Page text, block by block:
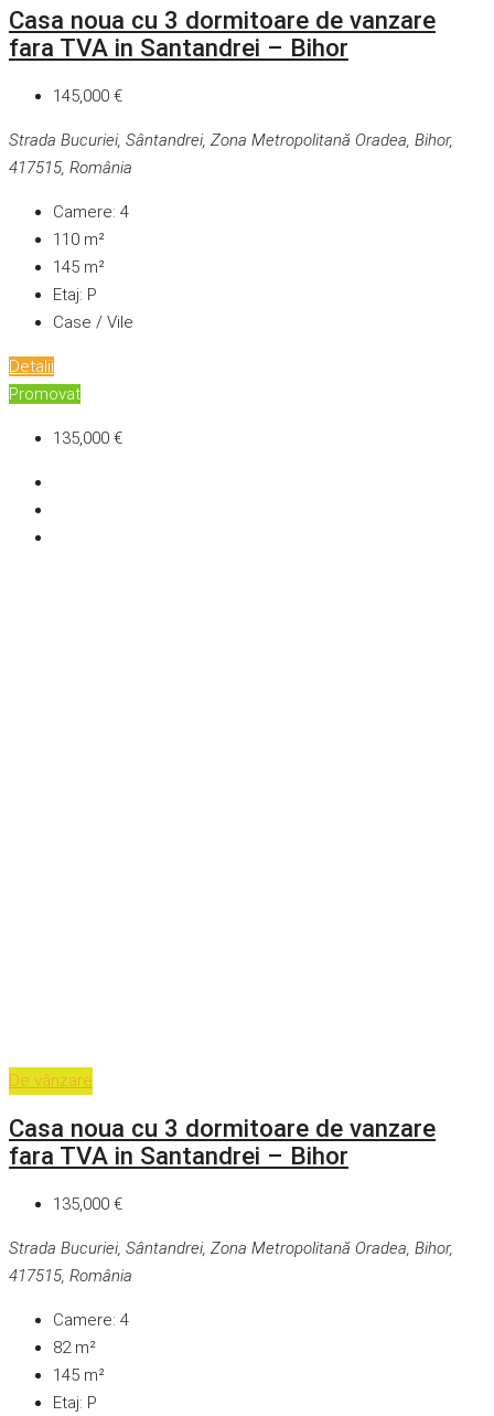
Casa noua cu 3 dormitoare de vanzare
fara TVA in Santandrei – Bihor
145,000 €
Strada Bucuriei, Sântandrei, Zona Metropolitană Oradea, Bihor,
417515, România
Camere: 4
110 m²
145 m²
Etaj: P
Case / Vile
Detalii
Promovat
135,000 €
De vânzare
Casa noua cu 3 dormitoare de vanzare
fara TVA in Santandrei – Bihor
135,000 €
Strada Bucuriei, Sântandrei, Zona Metropolitană Oradea, Bihor,
417515, România
Camere: 4
82 m²
145 m²
Etaj: P